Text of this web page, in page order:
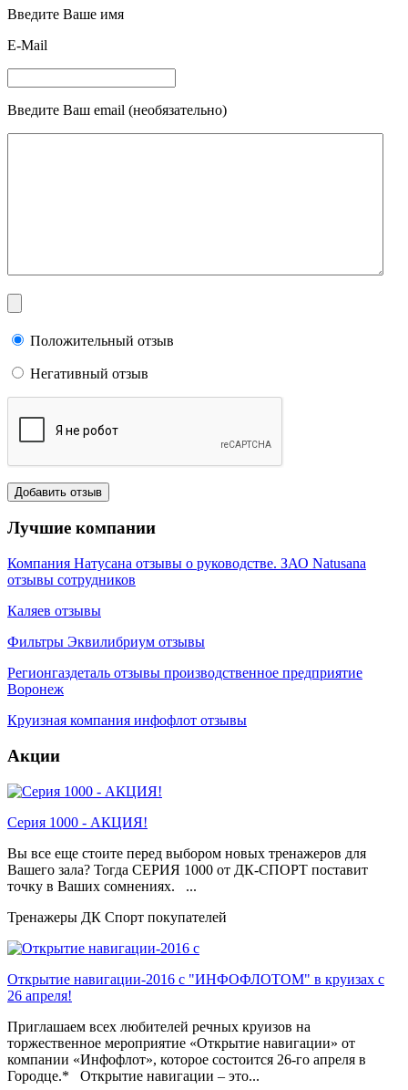
Введите Ваше имя
E-Mail
Введите Ваш email (необязательно)
Положительный отзыв
Негативный отзыв
Лучшие компании
Компания Натусана отзывы о руководстве. ЗАО Natusana
отзывы сотрудников
Каляев отзывы
Фильтры Эквилибриум отзывы
Регионгаздеталь отзывы производственное предприятие
Воронеж
Круизная компания инфофлот отзывы
Акции
Серия 1000 - АКЦИЯ!
Вы все еще стоите перед выбором новых тренажеров для
Вашего зала? Тогда СЕРИЯ 1000 от ДК-СПОРТ поставит
точку в Ваших сомнениях. ...
Тренажеры ДК Спорт покупателей
Открытие навигации-2016 с "ИНФОФЛОТОМ" в круизах с
26 апреля!
Приглашаем всех любителей речных круизов на
торжественное мероприятие «Открытие навигации» от
компании «Инфофлот», которое состоится 26-го апреля в
Городце.* Открытие навигации – это...